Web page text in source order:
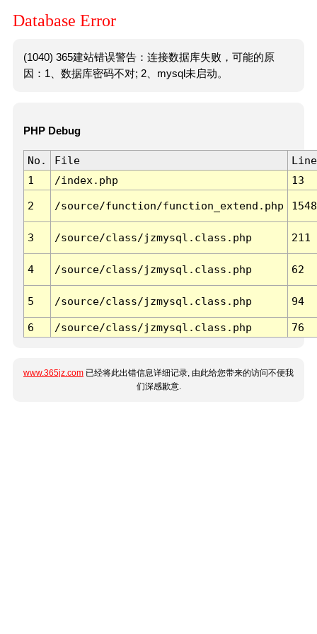
Database Error
(1040) 365建站错误警告：连接数据库失败，可能的原
因：1、数据库密码不对; 2、mysql未启动。
PHP Debug
No. File
Line
1
/index.php 13
2 /source/function/function_extend.php 1548
3 /source/class/jzmysql.class.php 211
4 /source/class/jzmysql.class.php 62
5 /source/class/jzmysql.class.php 94
6 /source/class/jzmysql.class.php 76
www.365jz.com 已经将此出错信息详细记录, 由此给您带来的访问不便我
们深感歉意.